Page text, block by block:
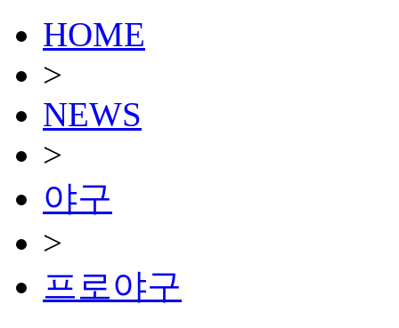
HOME
>
NEWS
>
야구
>
프로야구